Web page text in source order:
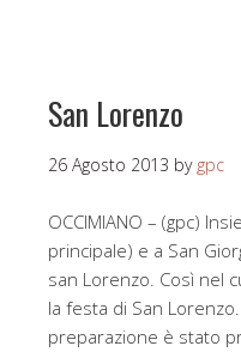
San Lorenzo
26 Agosto 2013 by gpc
OCCIMIANO – (gpc)
principale) e a San
san Lorenzo. Così nel
la festa di San
preparazione è stato